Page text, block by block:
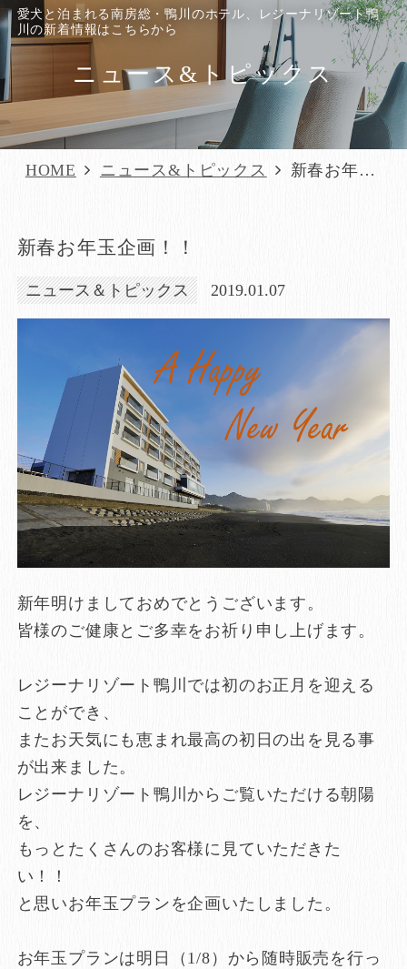
愛犬と泊まれる南房総・鴨川のホテル、レジーナリゾート鴨
川の新着情報はこちらから
ニュース&トピックス
HOME ニュース&トピックス
新春お年玉
新春お年玉企画！！
ニュース＆トピックス 2019.01.07
新年明けましておめでとうございます。
皆様のご健康とご多幸をお祈り申し上げます。
レジーナリゾート鴨川では初のお正月を迎える
ことができ、
またお天気にも恵まれ最高の初日の出を見る事
が出来ました。
レジーナリゾート鴨川からご覧いただける朝陽
を、
もっとたくさんのお客様に見ていただきた
い！！
と思いお年玉プランを企画いたしました。
お年玉プランは明日（1/8）から随時販売を行っ